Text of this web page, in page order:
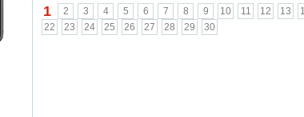
1 2 3 4 5 6 7 8 9 10 11 12 13
22
23 24 25 26 27 28 29 30